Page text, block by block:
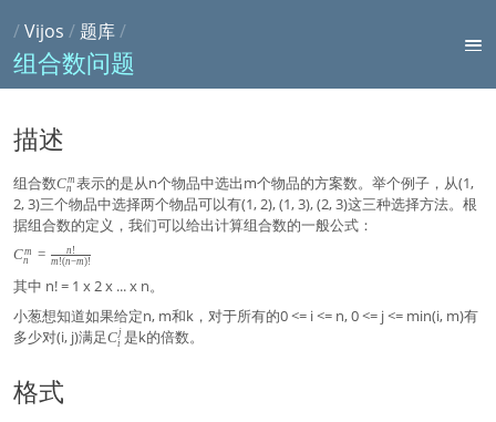
/Vijos / 题库/
组合数问题
描述
组合数C
_
n
^
m
Cn
m 表示的是从n个物品中选出m个物品的方案数。举个例子，从(1,
2, 3)三个物品中选择两个物品可以有(1, 2), (1, 3), (2, 3)这三种选择方法。根
据组合数的定义，我们可以给出计算组合数的一般公式：
C
n
m
=
c
{
Cn
m = m !(n−m)!
n !
其中 n! = 1 x 2 x ... x n。
小葱想知道如果给定n, m和k，对于所有的0 <= i <= n, 0 <= j <= min(i, m)有
多少对(i, j)满足C
Ci
j 是k的倍数。
格式